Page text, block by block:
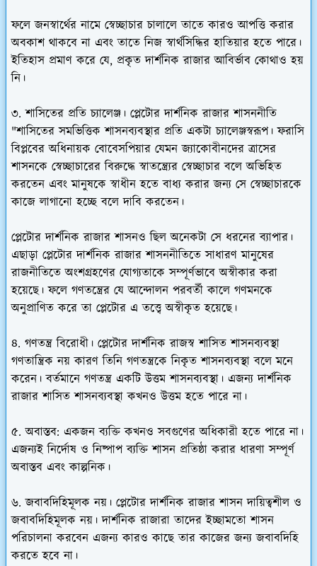
ফলে জনস্বার্থের নামে স্বেচ্ছাচার চালালে তাতে কারও আপত্তি করার
অবকাশ থাকবে না এবং তাতে নিজ স্বার্থসিদ্ধির হাতিয়ার হতে পারে।
ইতিহাস প্রমাণ করে যে, প্রকৃত দার্শনিক রাজার আবির্ভাব কোথাও হয়
নি।
৩. শাসিতের প্রতি চ্যালেঞ্জ। প্লেটোর দার্শনিক রাজার শাসননীতি
"শাসিতের সমভিত্তিক শাসনব্যবস্থার প্রতি একটা চ্যালেঞ্জস্বরূপ। ফরাসি
বিপ্লবের অধিনায়ক বোবেসপিয়ার যেমন জ্যাকোবীনদের ত্রাসের
শাসনকে স্বেচ্ছাচারের বিরুদ্ধে স্বাতন্ত্র্যের স্বেচ্ছাচার বলে অভিহিত
করতেন এবং মানুষকে স্বাধীন হতে বাধ্য করার জন্য সে স্বেচ্ছাচারকে
কাজে লাগানো হচ্ছে বলে দাবি করতেন।
প্লেটোর দার্শনিক রাজার শাসনও ছিল অনেকটা সে ধরনের ব্যাপার।
এছাড়া প্লেটোর দার্শনিক রাজার শাসননীতিতে সাধারণ মানুষের
রাজনীতিতে অংশগ্রহণের যোগ্যতাকে সম্পূর্ণভাবে অস্বীকার করা
হয়েছে। ফলে গণতন্ত্রের যে আন্দোলন পরবর্তী কালে গণমনকে
অনুপ্রাণিত করে তা প্লেটোর এ তত্ত্বে অস্বীকৃত হয়েছে।
৪. গণতন্ত্র বিরোধী। প্লেটোর দার্শনিক রাজস্ব শাসিত শাসনব্যবস্থা
গণতান্ত্রিক নয় কারণ তিনি গণতন্ত্রকে নিকৃত শাসনব্যবস্থা বলে মনে
করেন। বর্তমানে গণতন্ত্র একটি উত্তম শাসনব্যবস্থা। এজন্য দার্শনিক
রাজার শাসিত শাসনব্যবস্থা কখনও উত্তম হতে পারে না।
৫. অবাস্তব: একজন ব্যক্তি কখনও সবগুণের অধিকারী হতে পারে না।
এজন্যই নির্দোষ ও নিষ্পাপ ব্যক্তি শাসন প্রতিষ্ঠা করার ধারণা সম্পূর্ণ
অবাস্তব এবং কাল্পনিক।
৬. জবাবদিহিমূলক নয়। প্লেটোর দার্শনিক রাজার শাসন দায়িত্বশীল ও
জবাবদিহিমূলক নয়। দার্শনিক রাজারা তাদের ইচ্ছামতো শাসন
পরিচালনা করবেন এজন্য কারও কাছে তার কাজের জন্য জবাবদিহি
করতে হবে না।